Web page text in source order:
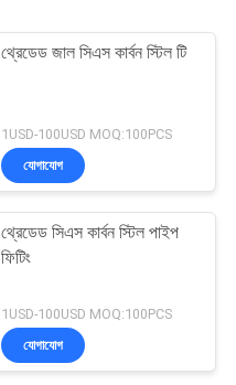
থ্রেডেড জাল সিএস কার্বন স্টিল টি
1USD-100USD MOQ:100PCS
যোগাযোগ
থ্রেডেড সিএস কার্বন স্টিল পাইপ
ফিটিং
1USD-100USD MOQ:100PCS
যোগাযোগ